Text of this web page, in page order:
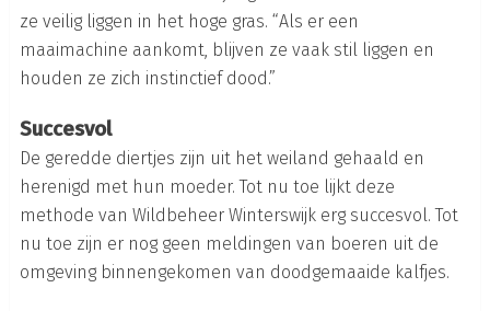
ze veilig liggen in het hoge gras. “Als er een
maaimachine aankomt, blijven ze vaak stil liggen en
houden ze zich instinctief dood.”
Succesvol
De geredde diertjes zijn uit het weiland gehaald en
herenigd met hun moeder. Tot nu toe lijkt deze
methode van Wildbeheer Winterswijk erg succesvol. Tot
nu toe zijn er nog geen meldingen van boeren uit de
omgeving binnengekomen van doodgemaaide kalfjes.